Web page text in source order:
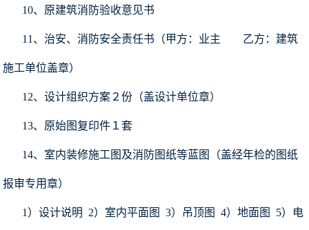
10、原建筑消防验收意见书
11、治安、消防安全责任书（甲方：业主 乙方：建筑
施工单位盖章）
12、设计组织方案２份（盖设计单位章）
13、原始图复印件１套
14、室内装修施工图及消防图纸等蓝图（盖经年检的图纸
报审专用章）
1）设计说明 2）室内平面图 3）吊顶图 4）地面图 5）电